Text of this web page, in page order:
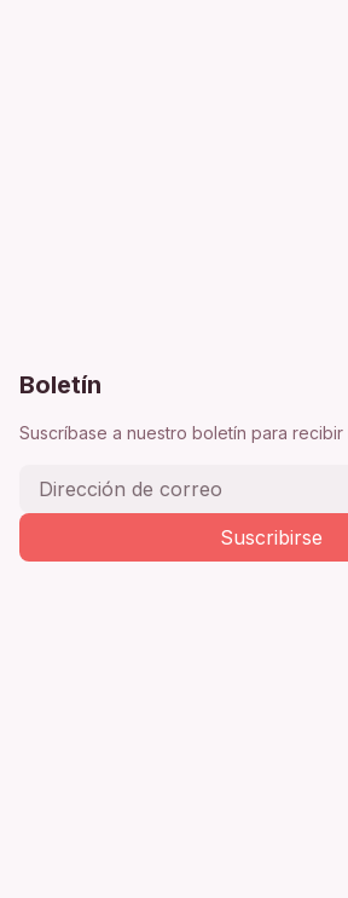
Boletín
Suscríbase a nuestro boletín para